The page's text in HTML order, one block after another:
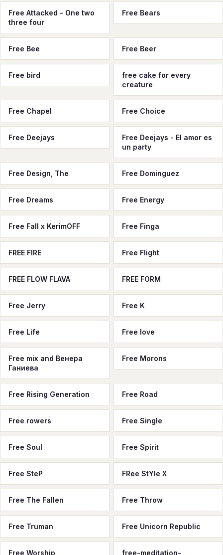
Free Attacked - One two
three four
Free Bears
Free Bee Free Beer
Free bird
free cake for every
creature
Free Chapel Free Choice
Free Deejays
Free Deejays - El amor es
un party
Free Design, The Free Dominguez
Free Dreams Free Energy
Free Fall x KerimOFF Free Finga
FREE FIRE Free Flight
FREE FLOW FLAVA FREE FORM
Free Jerry Free K
Free Life Free love
Free mix and Венера
Ганиева
Free Morons
Free Rising Generation Free Road
Free rowers Free Single
Free Soul Free Spirit
Free SteP FRee StYle X
Free The Fallen Free Throw
Free Truman Free Unicorn Republic
Free Worship free-meditation-